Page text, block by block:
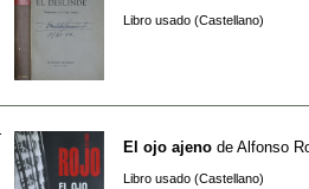
Libro usado (Castellano)
El ojo ajeno de Alfonso
Libro usado (Castellano)